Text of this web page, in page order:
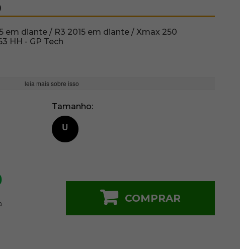
em diante / R3 2015 em diante / Xmax 250
HH - GP Tech
leia mais sobre isso
Tamanho
U
COMPRAR